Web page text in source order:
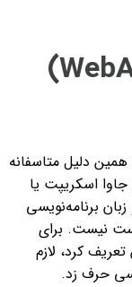
وب اسمبلی (WebAssembly)
دلیل متاسفانه
اسکریپت یا
برنامه‌نویسی
نیست. برای
کرد، لازم
حرف زد.